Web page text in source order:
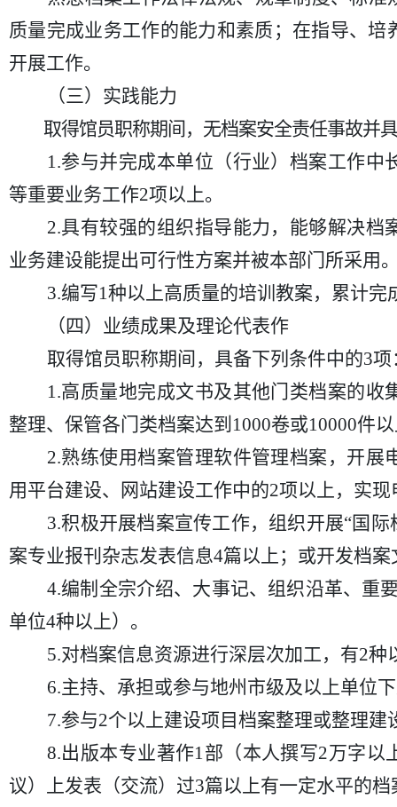
质量完成业务工作的能力和素质；在指导、
开展工作。
（三）实践能力
取得馆员职称期间，无档案安全责任事故并
1.参与并完成本单位（行业）档案工作
等重要业务工作2项以上。
2.具有较强的组织指导能力，能够解决
业务建设能提出可行性方案并被本部门所采用
3.编写1种以上高质量的培训教案，累计完
（四）业绩成果及理论代表作
取得馆员职称期间，具备下列条件中的3项
1.高质量地完成文书及其他门类档案的
整理、保管各门类档案达到1000卷或10000件
2.熟练使用档案管理软件管理档案，开
用平台建设、网站建设工作中的2项以上，实
3.积极开展档案宣传工作，组织开展“国
案专业报刊杂志发表信息4篇以上；或开发档
4.编制全宗介绍、大事记、组织沿革、重
单位4种以上）。
5.对档案信息资源进行深层次加工，有2
6.主持、承担或参与地州市级及以上单位
7.参与2个以上建设项目档案整理或整理
8.出版本专业著作1部（本人撰写2万字
议）上发表（交流）过3篇以上有一定水平的